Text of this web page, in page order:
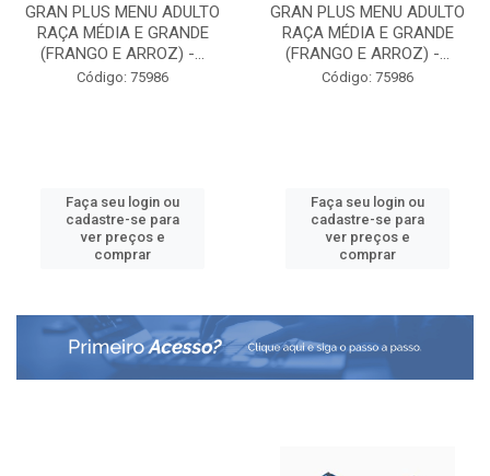
GRAN PLUS MENU ADULTO
RAÇA MÉDIA E GRANDE
(FRANGO E ARROZ) -...
Código: 75986
Faça seu login ou
cadastre-se para
ver preços e
comprar
GRAN PLUS MENU ADULTO
RAÇA MÉDIA E GRANDE
(FRANGO E ARROZ) -...
Código: 75986
Faça seu login ou
cadastre-se para
ver preços e
comprar